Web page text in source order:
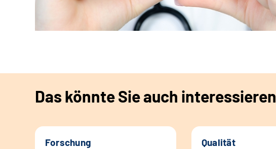
Das könnte Sie auch interessieren
Forschung Qualität